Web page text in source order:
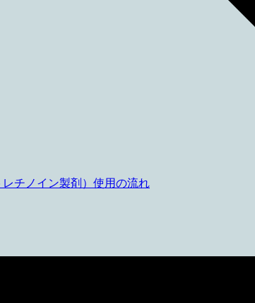
チノイン製剤）使用の流れ